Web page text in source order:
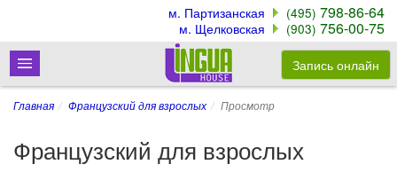
Главная Французский для взрослых Просмотр
Французский для взрослых
Запись онлайн
м. Партизанская (495) 798-86-64
м. Щелковская (903) 756-00-75